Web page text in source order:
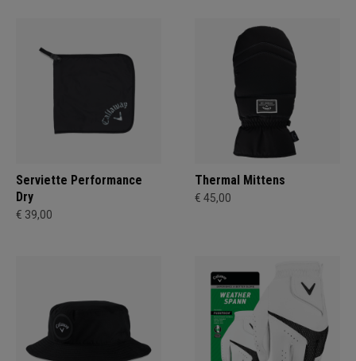
Serviette Performance
Dry
€ 39,00
Thermal Mittens
€ 45,00